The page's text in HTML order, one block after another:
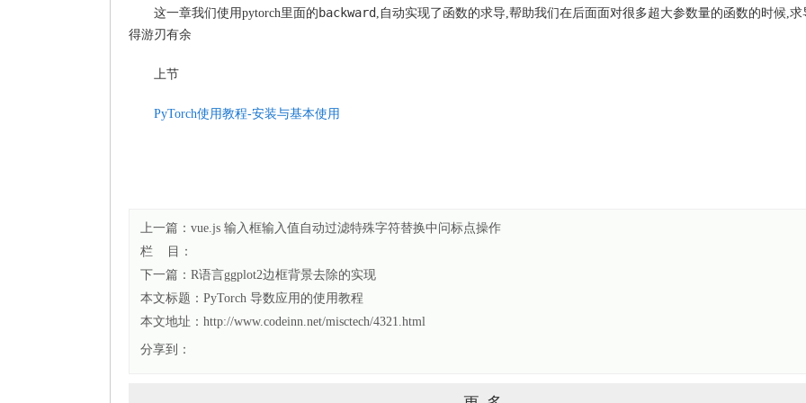
这一章我们使用pytorch里面的 backward ,自动实现了函数的求导,帮助我们在后面面对很多超大参数量的函数的时候,求
得游刃有余
上节
PyTorch使用教程-安装与基本使用
上一篇： vue.js 输入框输入值自动过滤特殊字符替换中问标点操作
栏 目：
下一篇： R语言ggplot2边框背景去除的实现
本文标题： PyTorch 导数应用的使用教程
本文地址：http://www.codeinn.net/misctech/4321.html
分享到：